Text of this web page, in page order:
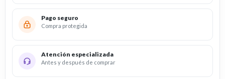
Pago seguro
Compra protegida
Atención especializada
Antes y después de comprar